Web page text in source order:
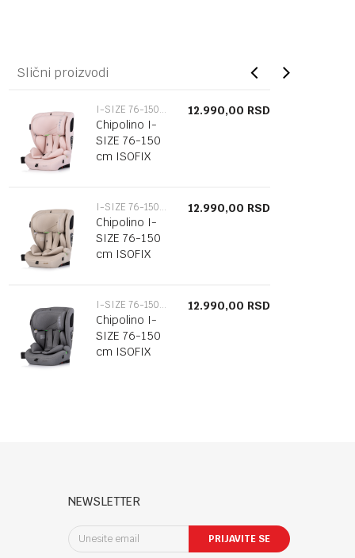
Slični proizvodi
I-SIZE 76-150CM
Chipolino I-
SIZE 76-150
cm ISOFIX
12.990,00 RSD
I-SIZE 76-150CM
Chipolino I-
SIZE 76-150
cm ISOFIX
12.990,00 RSD
I-SIZE 76-150CM
Chipolino I-
SIZE 76-150
cm ISOFIX
12.990,00 RSD
NEWSLETTER
PRIJAVITE SE